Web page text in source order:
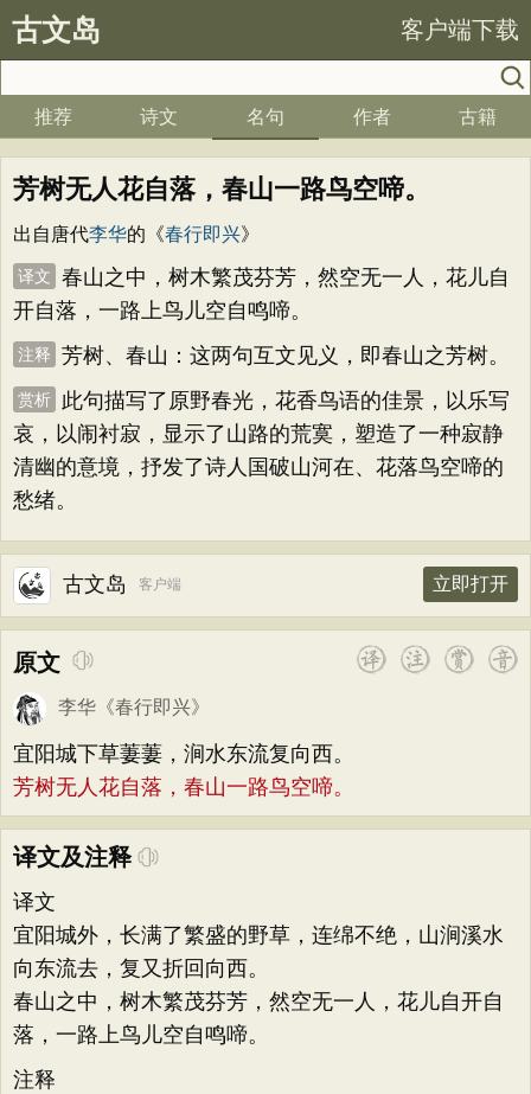
古文岛 客户端下载
推荐 诗文 名句 作者 古籍
芳树无人花自落，春山一路鸟空啼。
出自唐代李华的《春行即兴》
译文
春山之中，树木繁茂芬芳，然空无一人，花儿自
开自落，一路上鸟儿空自鸣啼。
注释 芳树、春山：这两句互文见义，即春山之芳树。
赏析
此句描写了原野春光，花香鸟语的佳景，以乐写
哀，以闹衬寂，显示了山路的荒寞，塑造了一种寂静
清幽的意境，抒发了诗人国破山河在、花落鸟空啼的
愁绪。
古文岛 客户端 立即打开
原文
李华 《春行即兴》
宜阳城下草萋萋，涧水东流复向西。
芳树无人花自落，春山一路鸟空啼。
译文及注释
译文
宜阳城外，长满了繁盛的野草，连绵不绝，山涧溪水
向东流去，复又折回向西。
春山之中，树木繁茂芬芳，然空无一人，花儿自开自
落，一路上鸟儿空自鸣啼。
注释